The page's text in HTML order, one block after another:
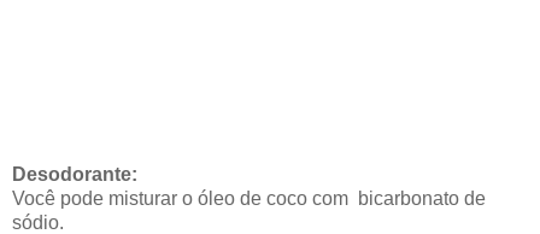
Desodorante:
Você pode misturar o óleo de coco com bicarbonato de
sódio.